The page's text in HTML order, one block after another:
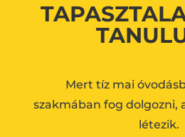
Mert tíz mai
szakmában fog dolgozni,
létezik.